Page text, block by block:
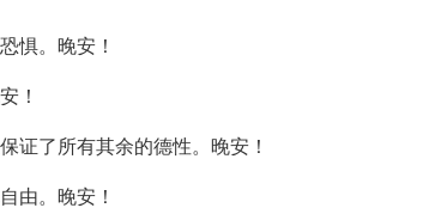
惧。晚安！
！
证了所有其余的德性。晚安！
由。晚安！